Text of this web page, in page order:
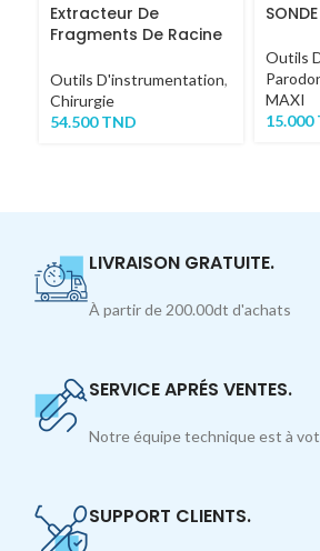
Extracteur De
Fragments De Racine
Outils D'instrumentation,
Chirurgie
54.500TND
Outils
MAXI
15.000
LIVRAISON GRATUITE.
À partir de 200.00dt d'achats
SERVICE APRÉS VENTES.
Notre équipe technique est à
SUPPORT CLIENTS.